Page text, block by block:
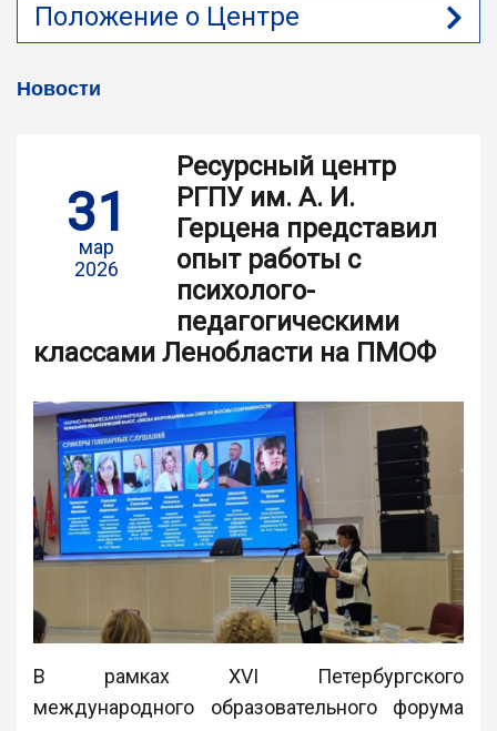
Положение о Центре
Новости
31
мар
2026
Ресурсный центр
РГПУ им. А. И.
Герцена представил
опыт работы с
психолого-
педагогическими
классами Ленобласти на ПМОФ
В рамках XVI Петербургского
международного образовательного форума